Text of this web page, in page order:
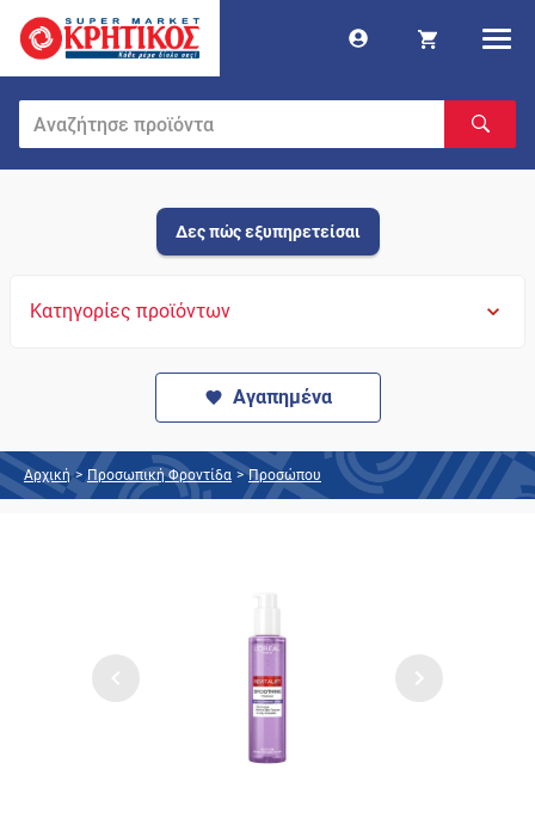
Δες πώς εξυπηρετείσαι
Κατηγορίες προϊόντων
Αγαπημένα
Αρχική > Προσωπική Φροντίδα > Προσώπου